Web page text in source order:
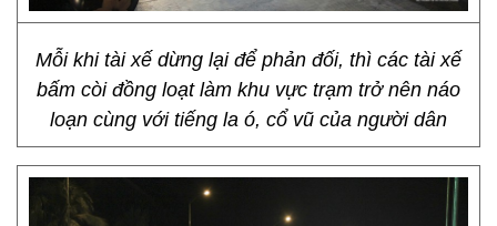
Mỗi khi tài xế dừng lại để phản đối, thì các tài xế
bấm còi đồng loạt làm khu vực trạm trở nên náo
loạn cùng với tiếng la ó, cổ vũ của người dân